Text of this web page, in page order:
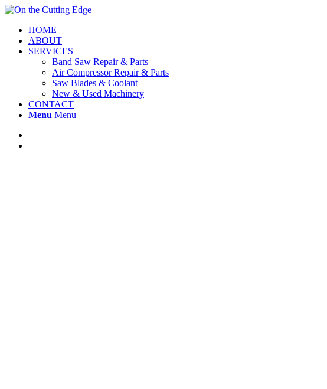
HOME
ABOUT
SERVICES
Band Saw Repair & Parts
Air Compressor Repair & Parts
Saw Blades & Coolant
New & Used Machinery
CONTACT
Menu Menu